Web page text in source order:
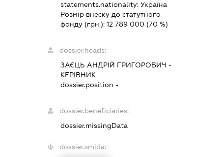
statements.nationality:Україна
Розмір внеску до статутного
фонду (грн.):12 789 000 (70 %)
dossier.heads:
ЗАЄЦЬ АНДРІЙ ГРИГОРОВИЧ -
КЕРІВНИК
dossier.position -
dossier.beneficiaries:
dossier.missingData
dossier.smida: